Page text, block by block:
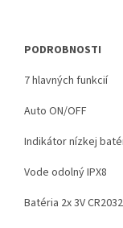
PODROBNOSTI
7 hlavných funkcií
Auto ON/OFF
Indikátor nízkej
Vode odolný IPX8
Batéria 2x 3V